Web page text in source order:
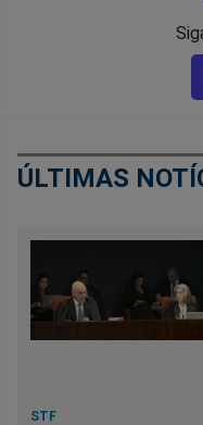
ÚLTIMAS
STF